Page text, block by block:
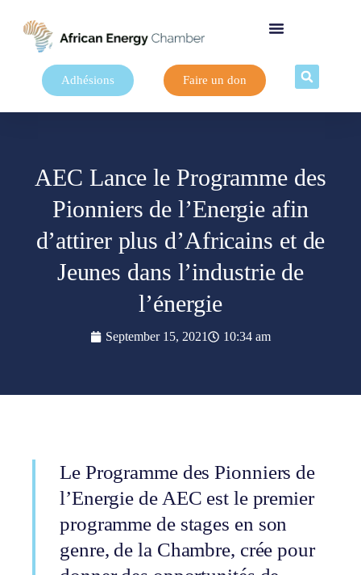
Adhésions Faire un don
AEC Lance le Programme des
Pionniers de l’Energie afin
d’attirer plus d’Africains et de
Jeunes dans l’industrie de
l’énergie
September 15, 2021 10:34 am
Le Programme des Pionniers de
l’Energie de AEC est le premier
programme de stages en son
genre, de la Chambre, crée pour